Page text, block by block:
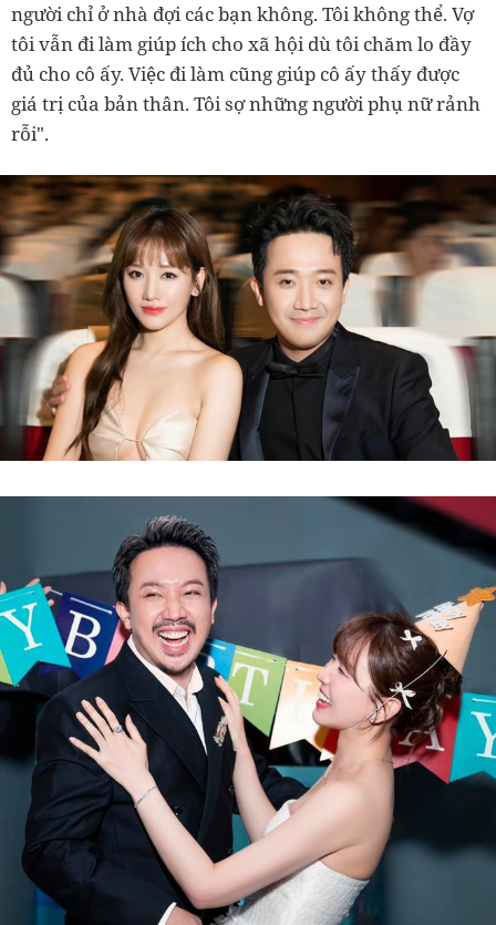
người chỉ ở nhà đợi các bạn không. Tôi không thể. Vợ
tôi vẫn đi làm giúp ích cho xã hội dù tôi chăm lo đầy
đủ cho cô ấy. Việc đi làm cũng giúp cô ấy thấy được
giá trị của bản thân. Tôi sợ những người phụ nữ rảnh
rỗi".